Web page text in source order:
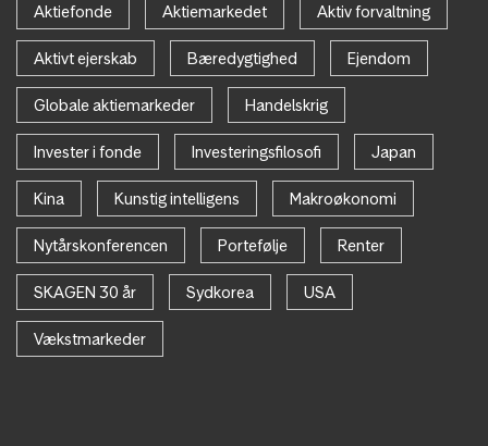
Aktiefonde Aktiemarkedet Aktiv forvaltning
Aktivt ejerskab Bæredygtighed Ejendom
Globale aktiemarkeder Handelskrig
Invester i fonde Investeringsfilosofi Japan
Kina Kunstig intelligens Makroøkonomi
Nytårskonferencen Portefølje Renter
SKAGEN 30 år Sydkorea USA
Vækstmarkeder